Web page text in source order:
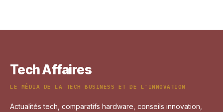
Tech Affaires
LE MÉDIA DE LA TECH BUSINESS ET DE L'INNOVATION
Actualités tech, comparatifs hardware, conseils innovation,